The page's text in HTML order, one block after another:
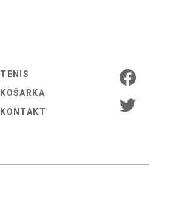
TENIS
KOŠARKA
KONTAKT